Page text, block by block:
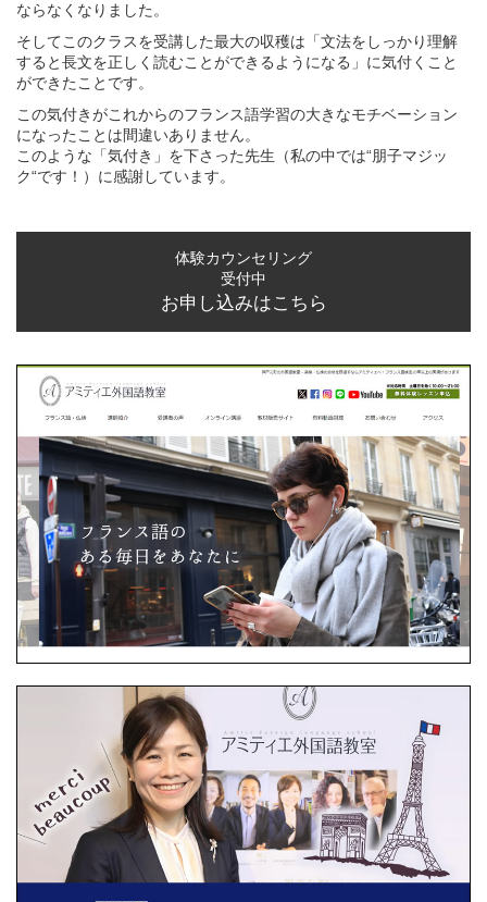
ならなくなりました。
そしてこのクラスを受講した最大の収穫は「文法をしっかり理解
すると長文を正しく読むことができるようになる」に気付くこと
ができたことです。
この気付きがこれからのフランス語学習の大きなモチベーション
になったことは間違いありません。
このような「気付き」を下さった先生（私の中では“朋子マジッ
ク“です！）に感謝しています。
体験カウンセリング
受付中
お申し込みはこちら